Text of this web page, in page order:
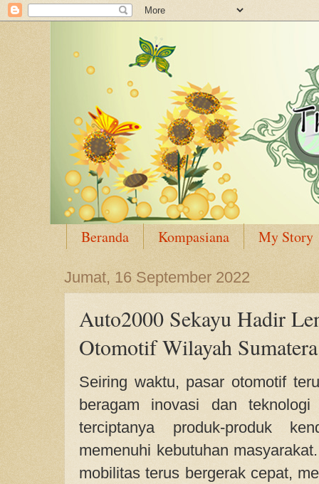
Beranda Kompasiana My Story
Jumat, 16 September 2022
Auto2000 Sekayu Hadir
Otomotif Wilayah
Seiring waktu, pasar otomotif
beragam inovasi dan
terciptanya produk-produk
memenuhi kebutuhan
mobilitas terus bergerak cepat,